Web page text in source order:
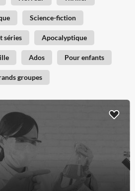
Science-fiction
séries Apocalyptique
Ados Pour enfants
groupes